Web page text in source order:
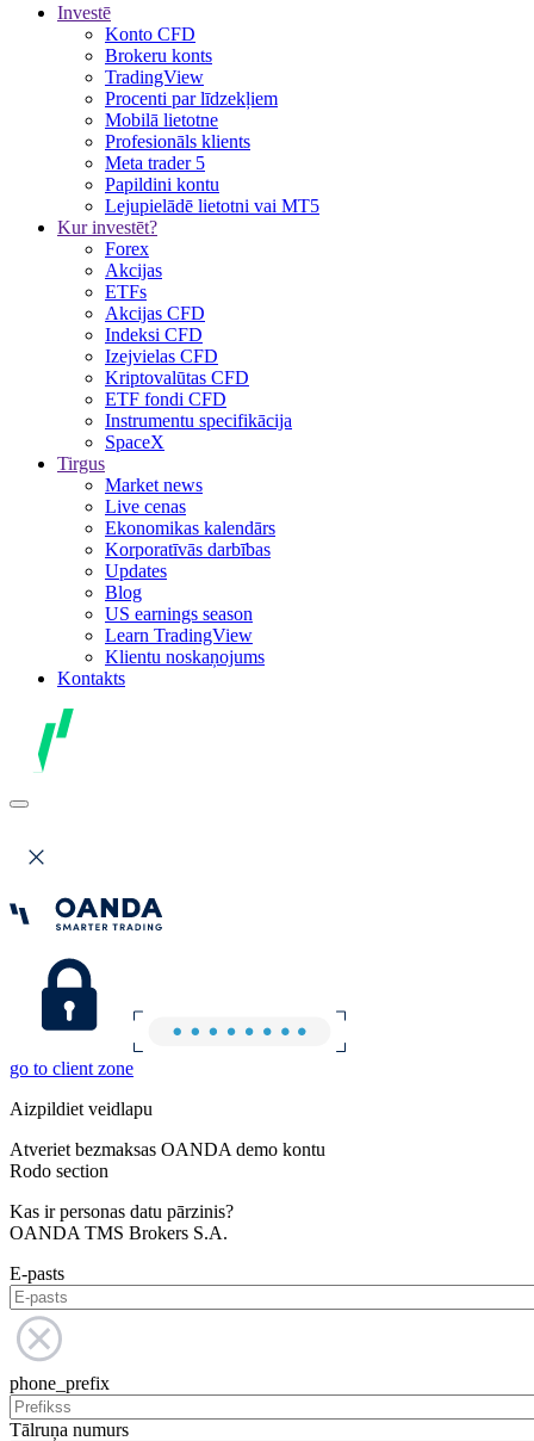
Investē
Konto CFD
Brokeru konts
TradingView
Procenti par līdzekļiem
Mobilā lietotne
Profesionāls klients
Meta trader 5
Papildini kontu
Lejupielādē lietotni vai MT5
Kur investēt?
Forex
Akcijas
ETFs
Akcijas CFD
Indeksi CFD
Izejvielas CFD
Kriptovalūtas CFD
ETF fondi CFD
Instrumentu specifikācija
SpaceX
Tirgus
Market news
Live cenas
Ekonomikas kalendārs
Korporatīvās darbības
Updates
Blog
US earnings season
Learn TradingView
Klientu noskaņojums
Kontakts
go to client zone
Aizpildiet veidlapu
Atveriet bezmaksas OANDA demo kontu
Rodo section
Kas ir personas datu pārzinis?
OANDA TMS Brokers S.A.
E-pasts
phone_prefix
Tālruņa numurs